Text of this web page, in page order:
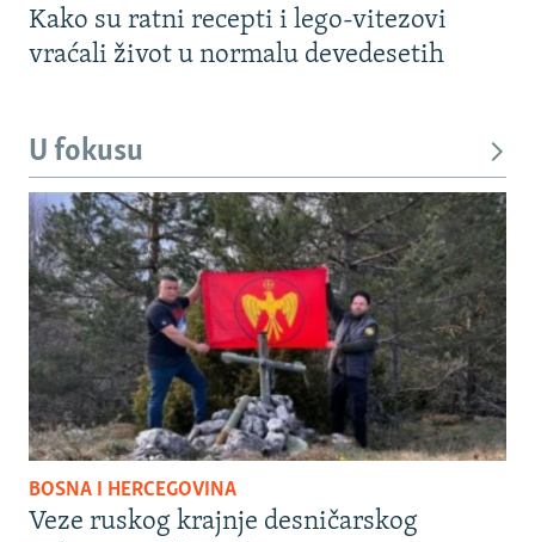
Kako su ratni recepti i lego-vitezovi
vraćali život u normalu devedesetih
U fokusu
BOSNA I HERCEGOVINA
Veze ruskog krajnje desničarskog